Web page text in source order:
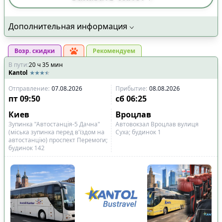
➡️Только прямые рейсы 4
🔄Есть пересадка, организованная
📍Основное, влияющее на выбор маршрута
✅Отправление и прибытие по
конкретному адресу
✅Можно выбрать место
✅ Можно с домашними животными
🚍 Тип транспорта:
🚌Комфортабельный автобус
🚐VIP микроавтобус 0
👑Дополнительное место для ног
0
☕Комфорт в дороге
🛌Пледы 1
🚽Туалет 4
Дополнительная информация
Возр. скидки
Рекомендуем
В пути:20ч35 мин
Kantol
Отправление: 07.08.2026 Прибытие: 08.08.2026
пт09:50 сб 06:25
Киев
Вроцлав
Зупинка "Автостанція-5 Дачна"
(міська зупинка перед в'їздом на
автостанцію) проспект Перемоги;
будинок 142
Автовокзал Вроцлав вулиця
Суха; будинок 1